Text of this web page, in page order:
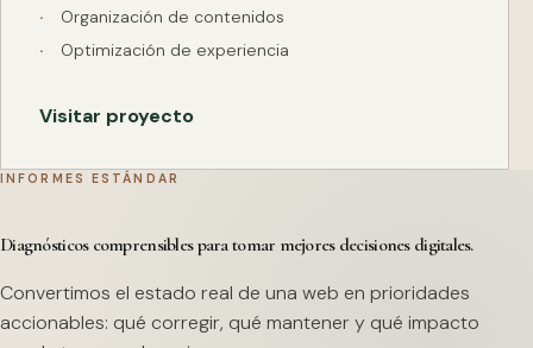
Organización de contenidos
Optimización de experiencia
Visitar proyecto
INFORMES ESTÁNDAR
Diagnósticos comprensibles para tomar mejores decisiones digitales.
Convertimos el estado real de una web en prioridades
accionables: qué corregir, qué mantener y qué impacto